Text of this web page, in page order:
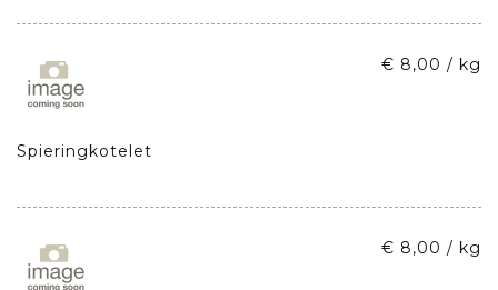
Spieringkotelet
€ 8,00 / kg
€ 8,00 / kg